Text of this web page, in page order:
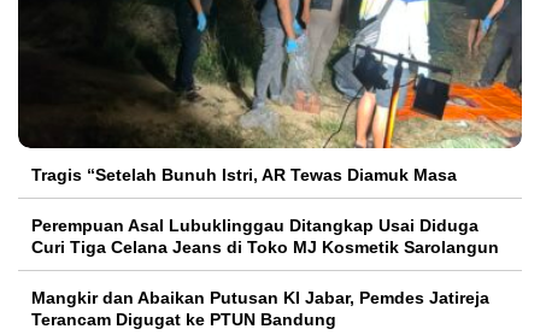
Tragis “Setelah Bunuh Istri, AR Tewas Diamuk Masa
Perempuan Asal Lubuklinggau Ditangkap Usai Diduga
Curi Tiga Celana Jeans di Toko MJ Kosmetik Sarolangun
Mangkir dan Abaikan Putusan KI Jabar, Pemdes Jatireja
Terancam Digugat ke PTUN Bandung